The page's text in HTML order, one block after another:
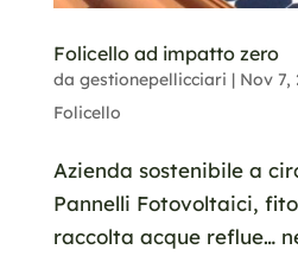
Folicello ad impatto zero
da gestionepellicciari | Nov 7,
Folicello
Azienda sostenibile a
Pannelli Fotovoltaici,
raccolta acque reflue…